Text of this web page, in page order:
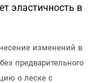
эластичность в
изменений в
предварительного
о леске с